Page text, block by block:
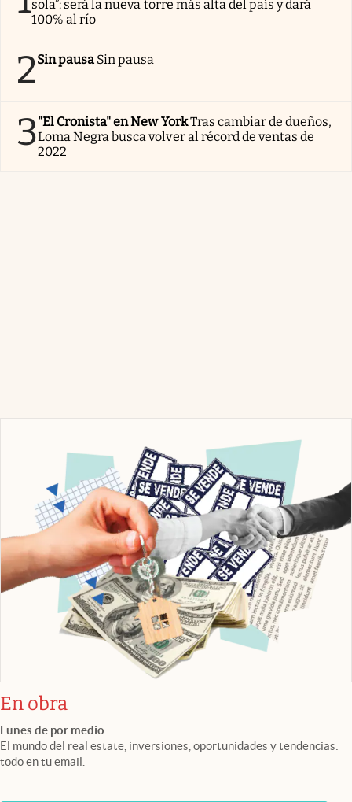
sola”: será la nueva torre más alta del país y dará
100% al río
2Sin pausa Sin pausa
3"El Cronista" en New YorkTras cambiar de dueños,
Loma Negra busca volver al récord de ventas de
2022
En obra
Lunes de por medio
El mundo del real estate, inversiones, oportunidades y tendencias:
todo en tu email.